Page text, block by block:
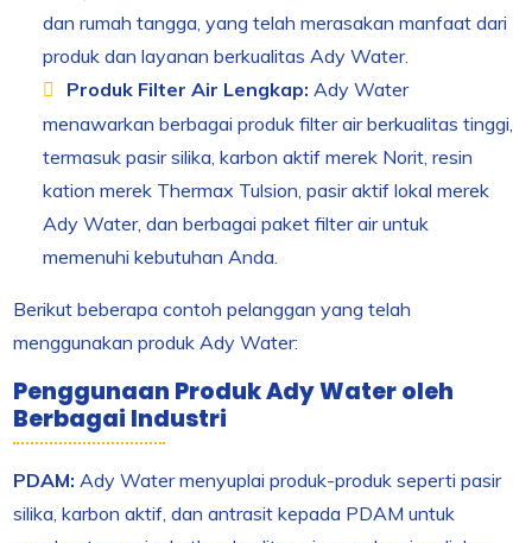
dan rumah tangga, yang telah merasakan manfaat dari
produk dan layanan berkualitas Ady Water.
Produk Filter Air Lengkap: Ady Water
menawarkan berbagai produk filter air berkualitas tinggi,
termasuk pasir silika, karbon aktif merek Norit, resin
kation merek Thermax Tulsion, pasir aktif lokal merek
Ady Water, dan berbagai paket filter air untuk
memenuhi kebutuhan Anda.
Berikut beberapa contoh pelanggan yang telah
menggunakan produk Ady Water:
Penggunaan Produk Ady Water oleh
Berbagai Industri
PDAM: Ady Water menyuplai produk-produk seperti pasir
silika, karbon aktif, dan antrasit kepada PDAM untuk